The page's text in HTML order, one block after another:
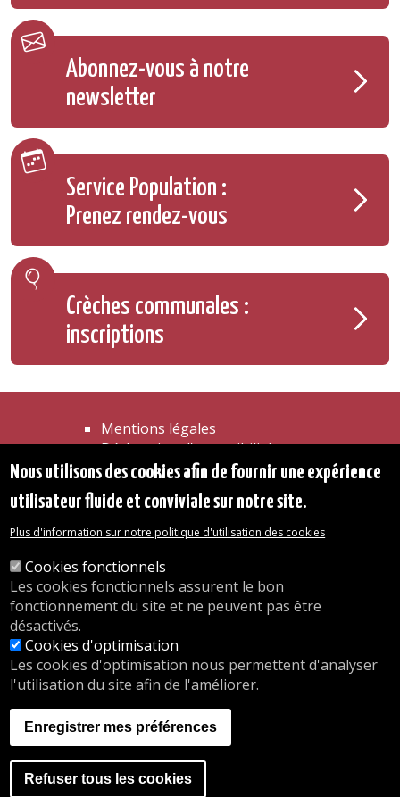
Abonnez-vous à notre
newsletter
Service Population :
Prenez rendez-vous
Crèches communales :
inscriptions
Mentions légales
Déclaration d'accessibilité
Transparence
Les services de l'administration
Organigramme
© 2026 Commune d'Auderghem
Rue Emile Idiers 12 - 1160 Auderghem
Tel. : 02/676.48.11.
Nos heures d'ouverture
Inscriptions en crèche
nous.auderghem.be
Activités parascolaires
Faire du sport
Nous utilisons des cookies afin de fournir une expérience
utilisateur fluide et conviviale sur notre site.
Plus d'information sur notre politique d'utilisation des cookies
Cookies fonctionnels
Les cookies fonctionnels assurent le bon
fonctionnement du site et ne peuvent pas être
désactivés.
Cookies d'optimisation
Les cookies d'optimisation nous permettent d'analyser
l'utilisation du site afin de l'améliorer.
Enregistrer mes préférences
Refuser tous les cookies